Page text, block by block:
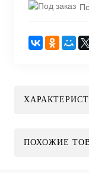
ПОХОЖИЕ